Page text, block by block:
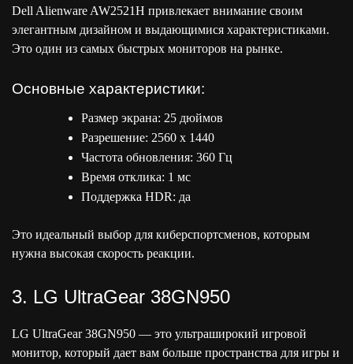
Dell Alienware AW2521H привлекает внимание своим
элегантным дизайном и выдающимися характеристиками.
Это один из самых быстрых мониторов на рынке.
Основные характеристики:
Размер экрана: 25 дюймов
Разрешение: 2560 x 1440
Частота обновления: 360 Гц
Время отклика: 1 мс
Поддержка HDR: да
Это идеальный выбор для киберспортсменов, которым
нужна высокая скорость реакции.
3. LG UltraGear 38GN950
LG UltraGear 38GN950 — это ультраширокий игровой
монитор, который дает вам больше пространства для игры и